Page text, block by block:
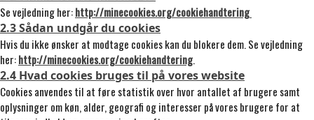
Se vejledning her:http://minecookies.org/cookiehandtering
2.3 Sådan undgår du cookies
Hvis du ikke ønsker at modtage cookies kan du blokere dem. Se vejledning
her:http://minecookies.org/cookiehandtering.
2.4 Hvad cookies bruges til på vores website
Cookies anvendes til at føre statistik over hvor antallet af brugere samt
oplysninger om køn, alder, geografi og interesser på vores brugere for at